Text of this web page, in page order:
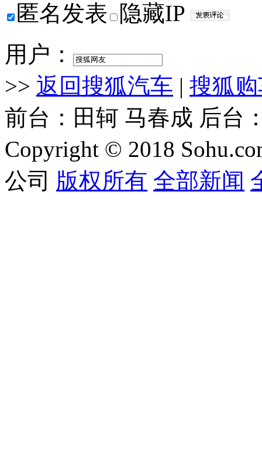
匿名发表
隐藏IP
用户：
>> 返回搜狐汽车 | 搜狐
前台：田轲 马春成 后
Copyright © 2018
公司 版权所有 全部新闻